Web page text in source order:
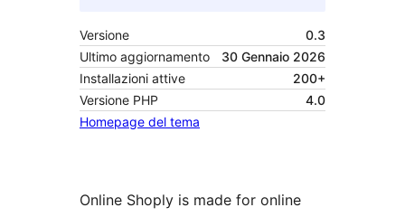
Versione
0.3
Ultimo aggiornamento
30 Gennaio 2026
Installazioni attive
200+
Versione PHP
4.0
Homepage del tema
Online Shoply is made for online